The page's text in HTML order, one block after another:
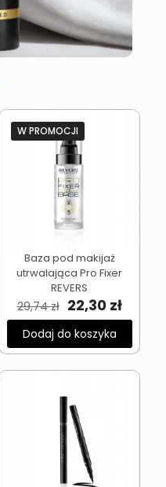
W PROMOCJI
Baza pod makijaż
utrwalająca Pro Fixer
REVERS
29,74zł Pierwotna
cena
wynosiła:
29,74 zł.
22,30 zł
cena
22,30
Dodaj do koszyka